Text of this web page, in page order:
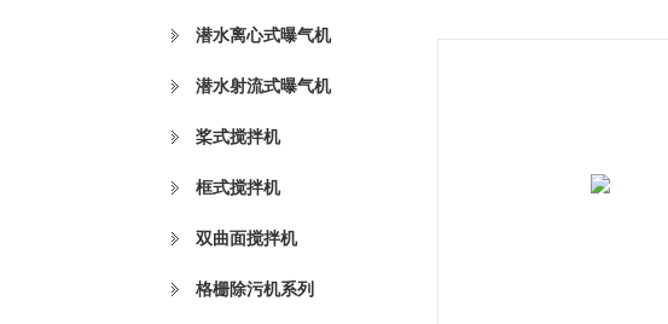
潜水离心式曝气机
潜水射流式曝气机
桨式搅拌机
框式搅拌机
双曲面搅拌机
格栅除污机系列